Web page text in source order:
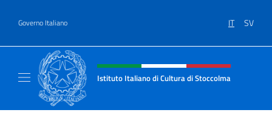
Governo Italiano IT SV
Intestazione sito, social e menù
Istituto Italiano di Cultura di Stoccolma